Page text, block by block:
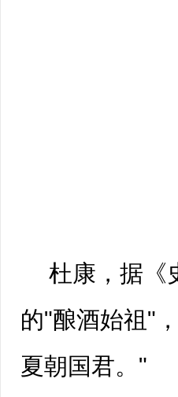
杜康，据《
的"酿酒始祖"
夏朝国君。"